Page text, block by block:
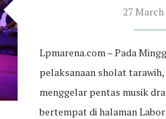
27 March
Lpmarena.com – Pada
pelaksanaan sholat tarawih,
menggelar pentas musik
bertempat di halaman